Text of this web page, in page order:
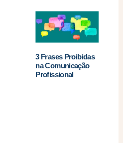
3 Frases Proibidas
na Comunicação
Profissional